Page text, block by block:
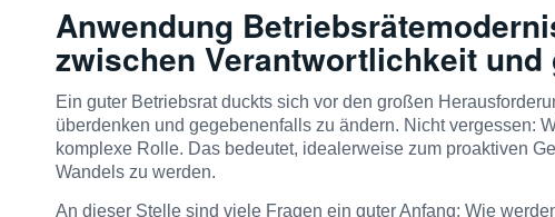
Anwendung
zwischen Verantwortlichkeit
Ein guter Betriebsrat duckts sich vor den großen
überdenken und gegebenenfalls zu ändern. Nicht vergessen:
komplexe Rolle. Das bedeutet, idealerweise zum proaktiven
Wandels zu werden.
An dieser Stelle sind viele Fragen ein guter Anfang: Wie